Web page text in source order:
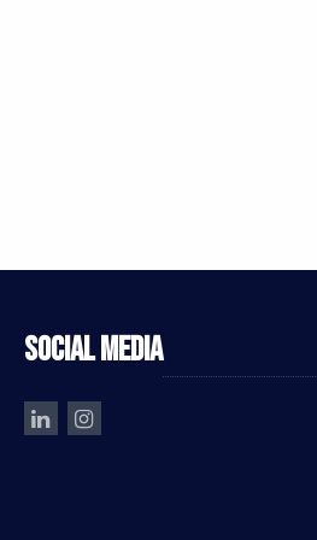
Social media